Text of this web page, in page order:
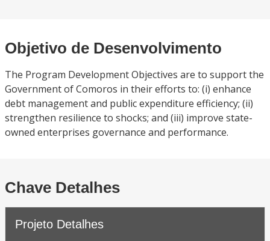
Objetivo de Desenvolvimento
The Program Development Objectives are to support the
Government of Comoros in their efforts to: (i) enhance
debt management and public expenditure efficiency; (ii)
strengthen resilience to shocks; and (iii) improve state-
owned enterprises governance and performance.
Chave Detalhes
Projeto Detalhes